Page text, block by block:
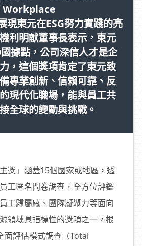
Workplace
東元在ESG努力實踐的亮
利明献董事長表示，東元
據點，公司深信人才是企
，這個獎項肯定了東元致
專業創新、信賴可靠、反
現代化職場，能與員工共
全球的變動與挑戰。
獎」涵蓋15個國家或地區，透
工匿名問卷調查，全方位評鑑
工歸屬感、團隊凝聚力等面向
領域具指標性的獎項之一。根
面評估模式調查（Total